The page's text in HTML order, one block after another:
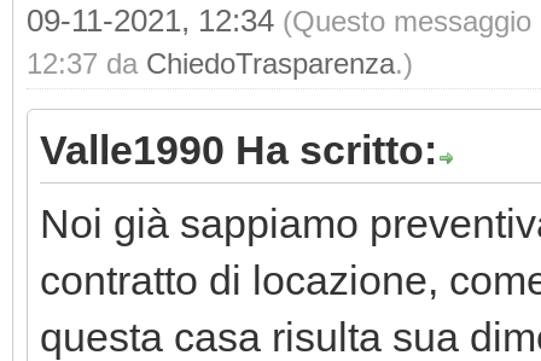
09-11-2021, 12:34 (Questo
12:37 da ChiedoTrasparenza.)
Valle1990 Ha scritto:
Noi già sappiamo
contratto di locazione,
questa casa risulta sua